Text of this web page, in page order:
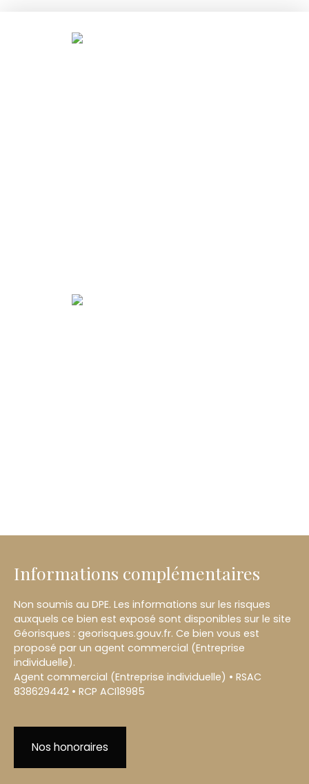
Informations complémentaires
Non soumis au DPE. Les informations sur les risques
auxquels ce bien est exposé sont disponibles sur le site
Géorisques : georisques.gouv.fr. Ce bien vous est
proposé par un agent commercial (Entreprise
individuelle).
Agent commercial (Entreprise individuelle) • RSAC
838629442 • RCP ACI18985
Nos honoraires